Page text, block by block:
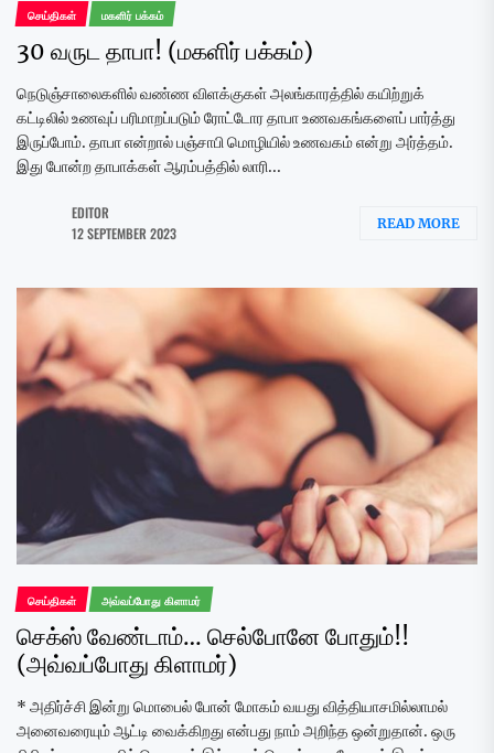
செய்திகள் மகளிர் பக்கம்
30 வருட தாபா! (மகளிர் பக்கம்)
நெடுஞ்சாலைகளில் வண்ண விளக்குகள் அலங்காரத்தில் கயிற்றுக்
கட்டிலில் உணவுப் பரிமாறப்படும் ரோட்டோர தாபா உணவகங்களைப் பார்த்து
இருப்போம். தாபா என்றால் பஞ்சாபி மொழியில் உணவகம் என்று அர்த்தம்.
இது போன்ற தாபாக்கள் ஆரம்பத்தில் லாரி...
EDITOR
12 SEPTEMBER 2023
READ MORE
செய்திகள் அவ்வப்போது கிளாமர்
செக்ஸ் வேண்டாம்… செல்போனே போதும்!!
(அவ்வப்போது கிளாமர்)
* அதிர்ச்சி இன்று மொபைல் போன் மோகம் வயது வித்தியாசமில்லாமல்
அனைவரையும் ஆட்டி வைக்கிறது என்பது நாம் அறிந்த ஒன்றுதான். ஒரு